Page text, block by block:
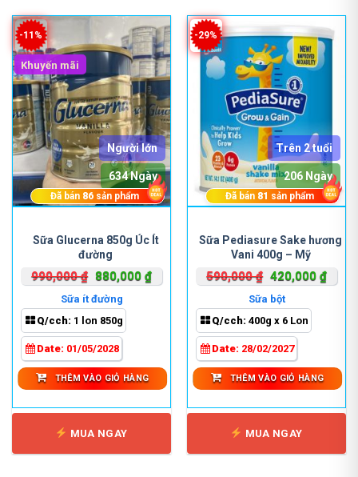
-11%
Khuyến mãi
Sữa Glucerna 850g Úc Ít
đường
990,000₫ Giá
gốc
là:
990,000 ₫.
880,000 ₫Giá
880,000 ₫.
Sữa ít đường
Q/cch: 1 lon 850g
Date: 01/05/2028
Người lớn
634 Ngày
Đã bán 86sản phẩm
THÊM VÀO GIỎ HÀNG
MUA NGAY
-29%
Sữa Pediasure Sake hương
Vani 400g – Mỹ
590,000₫ Giá
gốc
là:
590,000 ₫.
420,000 ₫Giá
Sữa bột
Q/cch: 400g x 6 Lon
Date: 28/02/2027
Trên 2 tuổi
206 Ngày
Đã bán 81 sản phẩm
THÊM VÀO GIỎ HÀNG
MUA NGAY